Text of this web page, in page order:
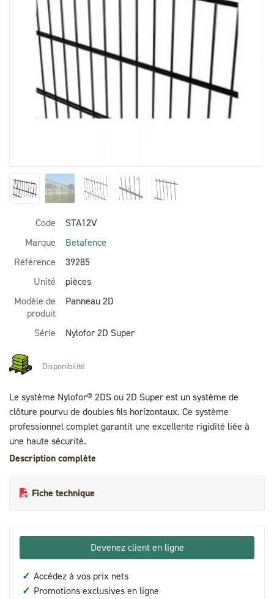
Code
STA12V
Marque
Betafence
Référence
39285
Unité
pièces
Modèle de
produit
Panneau 2D
Série Nylofor 2D Super
Disponibilité
Le système Nylofor® 2DS ou 2D Super est un système de
clôture pourvu de doubles fils horizontaux. Ce système
professionnel complet garantit une excellente rigidité liée à
une haute sécurité.
Description complète
Fiche technique
Devenez client en ligne
✓ Accédez à vos prix nets
✓ Promotions exclusives en ligne